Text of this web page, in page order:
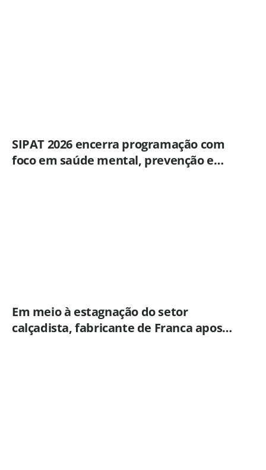
SIPAT 2026 encerra programação com
foco em saúde mental, prevenção e
Em meio à estagnação do setor
calçadista, fabricante de Franca aposta